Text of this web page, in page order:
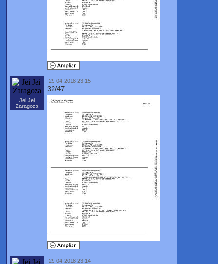
Jei Jei
Zaragoza
29-04-2018 23:15
32/47
29-04-2018 23:14